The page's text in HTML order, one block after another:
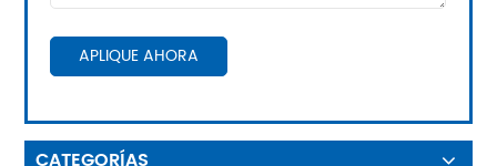
APLIQUE AHORA